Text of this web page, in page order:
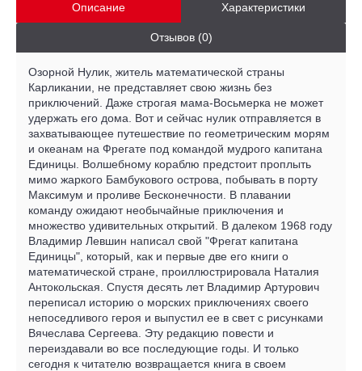
Описание Характеристики
Отзывов (0)
Озорной Нулик, житель математической страны
Карликании, не представляет свою жизнь без
приключений. Даже строгая мама-Восьмерка не может
удержать его дома. Вот и сейчас нулик отправляется в
захватывающее путешествие по геометрическим морям
и океанам на Фрегате под командой мудрого капитана
Единицы. Волшебному кораблю предстоит проплыть
мимо жаркого Бамбукового острова, побывать в порту
Максимум и проливе Бесконечности. В плавании
команду ожидают необычайные приключения и
множество удивительных открытий. В далеком 1968 году
Владимир Левшин написал свой "Фрегат капитана
Единицы", который, как и первые две его книги о
математической стране, проиллюстрировала Наталия
Антокольская. Спустя десять лет Владимир Артурович
переписал историю о морских приключениях своего
непоседливого героя и выпустил ее в свет с рисунками
Вячеслава Сергеева. Эту редакцию повести и
переиздавали во все последующие годы. И только
сегодня к читателю возвращается книга в своем